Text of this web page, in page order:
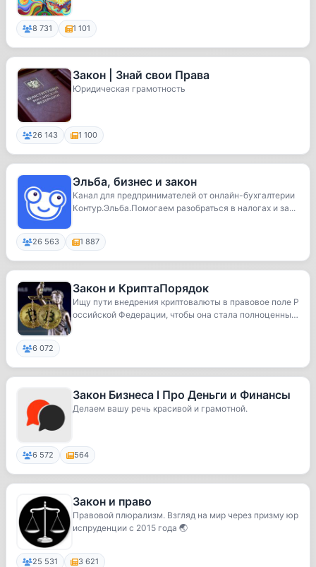
8 731 1 101
Закон | Знай свои Права
Юридическая грамотность
26 143 1 100
Эльба, бизнес и закон
Канал для предпринимателей от онлайн-бухгалтерии
Контур.Эльба.Помогаем разобраться в налогах и за...
26 563 1 887
Закон и КриптаПорядок
Ищу пути внедрения криптовалюты в правовое поле Р
оссийской Федерации, чтобы она стала полноценны
6 072
Закон Бизнеса l Про Деньги и Финансы
Делаем вашу речь красивой и грамотной.
6 572 564
Закон и право
Правовой плюрализм. Взгляд на мир через призму юр
испруденции с 2015 года 🌏
25 531 3 621